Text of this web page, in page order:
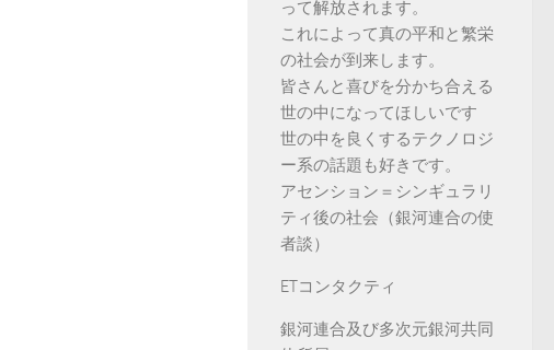
って解放されます。
これによって真の平和と繁栄
の社会が到来します。
皆さんと喜びを分かち合える
世の中になってほしいです
世の中を良くするテクノロジ
ー系の話題も好きです。
アセンション＝シンギュラリ
ティ後の社会（銀河連合の使
者談）
ETコンタクティ
銀河連合及び多次元銀河共同